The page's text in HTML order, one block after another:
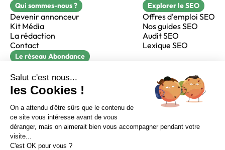
Sur LinkedIn Sur Youtube
Sur X Sur Facebook
Qui sommes-nous ?
Devenir annonceur
Kit Média
La rédaction
Contact
Explorer le SEO
Offres d'emploi SEO
Nos guides SEO
Audit SEO
Lexique SEO
Le réseau Abondance
Réacteur
alfie formation